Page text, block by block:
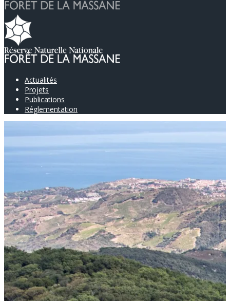
Actualités
Projets
Publications
Réglementation